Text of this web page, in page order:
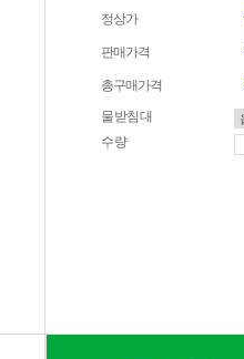
정상가
판매가격
총구매가격
물받침대
수량